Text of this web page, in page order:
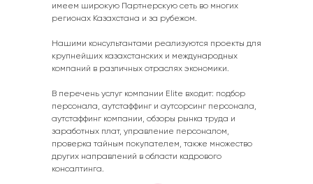
имеем широкую Партнерскую сеть во многих
регионах Казахстана и за рубежом.
Нашими консультантами реализуются проекты для
крупнейших казахстанских и международных
компаний в различных отраслях экономики.
В перечень услуг компании Elite входит: подбор
персонала, аутстаффинг и аутсорсинг персонала,
аутстаффинг компании, обзоры рынка труда и
заработных плат, управление персоналом,
проверка тайным покупателем, также множество
других направлений в области кадрового
консалтинга.